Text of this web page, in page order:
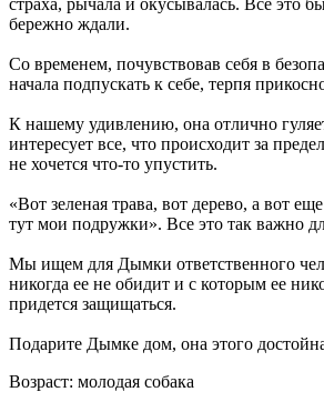
бережно ждали.
Со временем, почувствовав себя в
начала подпускать к себе, терпя
К нашему удивлению, она отлично
интересует все, что происходит за
не хочется что-то упустить.
«Вот зеленая трава, вот дерево, а вот
тут мои подружки». Все это так важно
Мы ищем для Дымки ответственного
никогда ее не обидит и с которым ее
придется защищаться.
Подарите Дымке дом, она этого
Возраст: молодая собака